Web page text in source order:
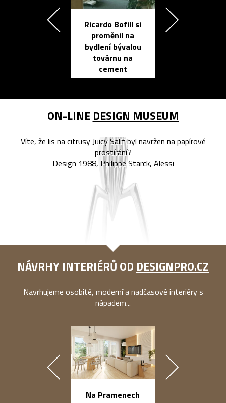
Ricardo Bofill si
proměnil na
bydlení bývalou
továrnu na
cement
ON-LINE DESIGN MUSEUM
Víte, že lis na citrusy Juicy Salif byl navržen na papírové
prostírání?
Design 1988, Philippe Starck, Alessi
NÁVRHY INTERIÉRŮ OD DESIGNPRO.CZ
Navrhujeme osobité, moderní a nadčasové interiéry s
nápadem...
Na Pramenech